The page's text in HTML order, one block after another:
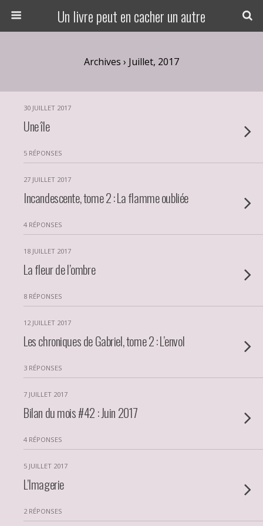
Un livre peut en cacher un autre
Archives › Juillet, 2017
30 JUILLET 2017
Une île
5 RÉPONSES
27 JUILLET 2017
Incandescente, tome 2 : La flamme oubliée
4 RÉPONSES
18 JUILLET 2017
La fleur de l’ombre
8 RÉPONSES
12 JUILLET 2017
Les chroniques de Gabriel, tome 2 : L’envol
3 RÉPONSES
7 JUILLET 2017
Bilan du mois #42 : Juin 2017
4 RÉPONSES
5 JUILLET 2017
L’Imagerie
2 RÉPONSES